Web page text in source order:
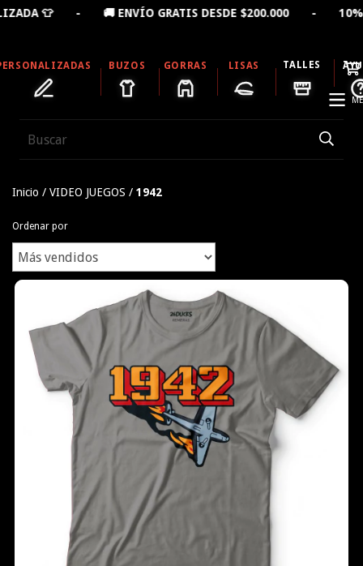
- 🚚 ENVÍO GRATIS DESDE $200.000 - 10% OFF
BUZOS GORRAS LISAS TALLES
Inicio / VIDEO JUEGOS / 1942
Ordenar por